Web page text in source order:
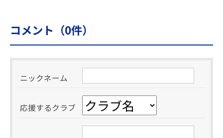
コメント（0件）
ニックネーム
応援するクラブ